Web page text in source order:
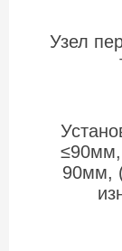
Узел
≤90мм,
90мм,